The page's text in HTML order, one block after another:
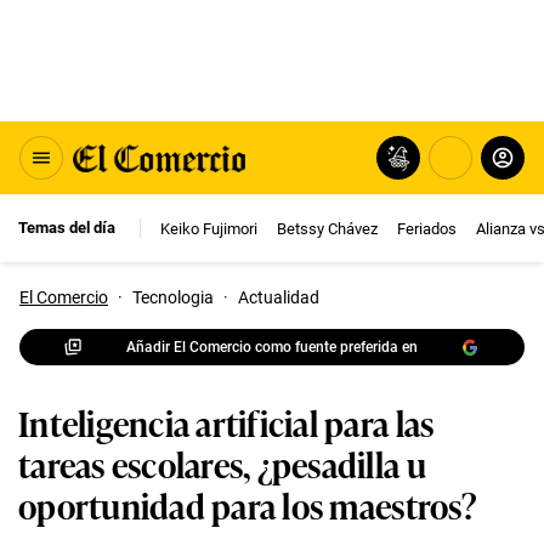
Temas del día Keiko Fujimori Betssy Chávez Feriados Alianza
El Comercio · Tecnologia · Actualidad
Añadir El Comercio como fuente preferida en
Inteligencia artificial para las
tareas escolares, ¿pesadilla u
oportunidad para los maestros?